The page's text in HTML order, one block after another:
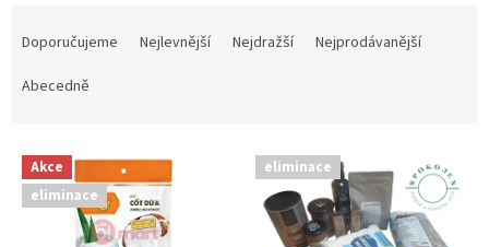
p
Doporučujeme Nejlevnější Nejdražší
Nejprodávanější
Abecedně
V
p
Akce
eliminace
eliminace